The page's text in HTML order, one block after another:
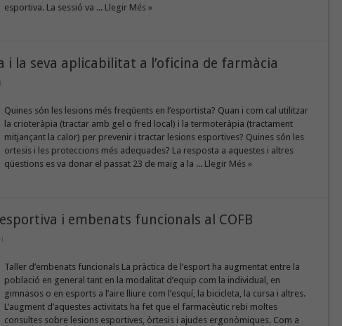
esportiva. La sessió va ... Llegir Més »
i la seva aplicabilitat a l’oficina de farmàcia
Quines són les lesions més freqüents en l’esportista? Quan i com cal utilitzar
la crioteràpia (tractar amb gel o fred local) i la termoteràpia (tractament
mitjançant la calor) per prevenir i tractar lesions esportives? Quines són les
ortesis i les proteccions més adequades? La resposta a aquestes i altres
qüestions es va donar el passat 23 de maig a la ... Llegir Més »
i embenats funcionals al COFB
Taller d’embenats funcionals La pràctica de l’esport ha augmentat entre la
població en general tant en la modalitat d’equip com la individual, en
gimnasos o en esports a l’aire lliure com l’esquí, la bicicleta, la cursa i altres.
L’augment d’aquestes activitats ha fet que el farmacèutic rebi moltes
consultes sobre lesions esportives, òrtesis i ajudes ergonòmiques. Com a